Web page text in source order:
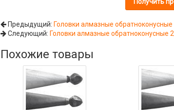
Предыдущий: Головки алмазные обратноконусные
Следующий: Головки алмазные обратноконусные
Похожие товары